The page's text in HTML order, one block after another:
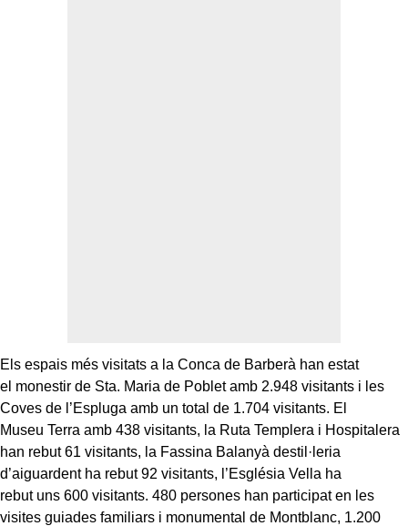
Els espais més visitats a la Conca de Barberà han estat
el monestir de Sta. Maria de Poblet amb 2.948 visitants i les
Coves de l’Espluga amb un total de 1.704 visitants. El
Museu Terra amb 438 visitants, la Ruta Templera i Hospitalera
han rebut 61 visitants, la Fassina Balanyà destil·leria
d’aiguardent ha rebut 92 visitants, l’Església Vella ha
rebut uns 600 visitants. 480 persones han participat en les
visites guiades familiars i monumental de Montblanc, 1.200